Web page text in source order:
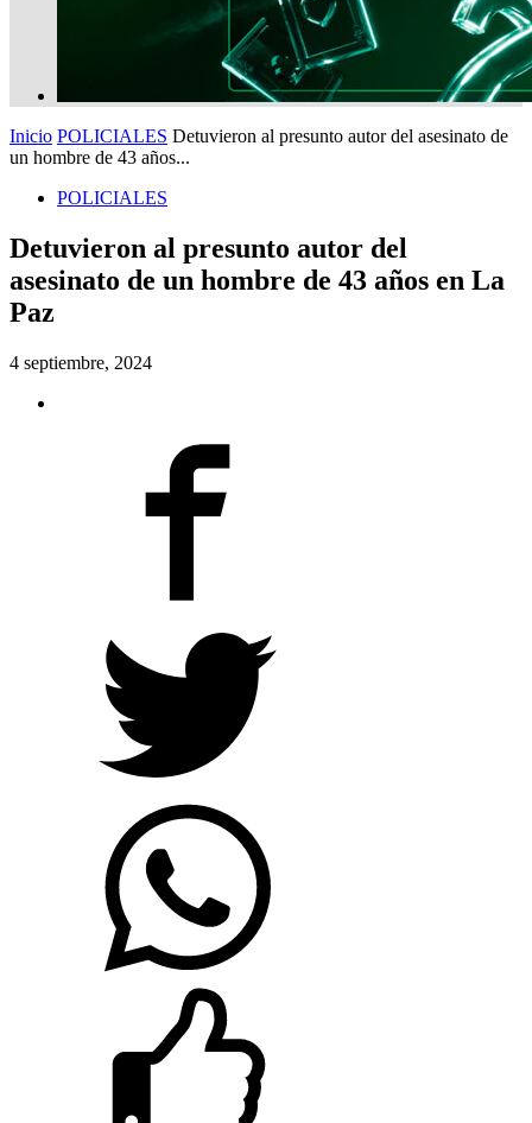
Inicio POLICIALES Detuvieron al presunto autor del asesinato de
un hombre de 43 años...
POLICIALES
Detuvieron al presunto autor del
asesinato de un hombre de 43 años en La
Paz
4 septiembre, 2024